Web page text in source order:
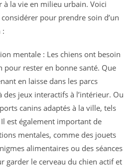
à la vie en milieu urbain. Voici
pour prendre soin d’un
:
mentale : Les chiens ont besoin
pour rester en bonne santé. Que
en laisse dans les parcs
des jeux interactifs à l’intérieur. Ou
canins adaptés à la ville, tels
est également important de
mentales, comme des jouets
alimentaires ou des séances
garder le cerveau du chien actif et